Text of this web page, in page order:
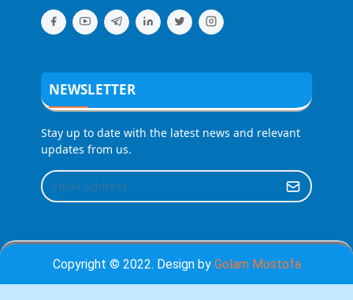
NEWSLETTER
Stay up to date with the latest news and relevant
updates from us.
Copyright © 2022. Design by Golam Mostofa